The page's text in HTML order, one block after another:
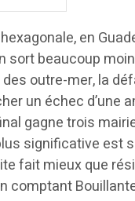
en
beaucoup
outre-mer, la
un échec d’une
gagne trois
significative est
fait mieux que
comptant